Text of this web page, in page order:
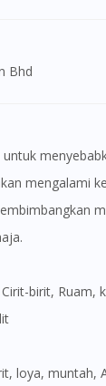
Bhd
mengalami